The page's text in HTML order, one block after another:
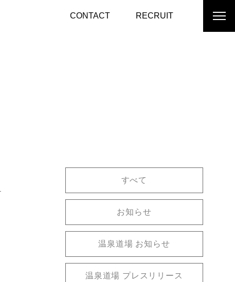
CONTACT RECRUIT
すべて
お知らせ
温泉道場 お知らせ
温泉道場 プレスリリース